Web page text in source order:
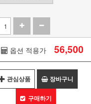
옵션 적용가 56,500
관심상품 장바구니
구매하기